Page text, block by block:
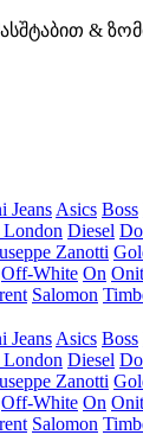
&
Jeans Asics Boss
Diesel
Zanotti
Off-White On
Salomon
Jeans Asics Boss
Diesel
Zanotti
Off-White On
Salomon